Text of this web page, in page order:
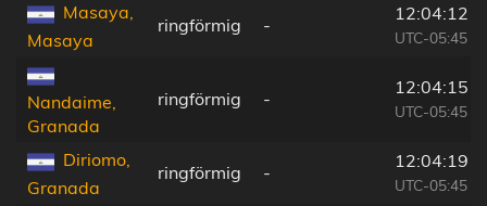
Masaya,
Masaya
ringförmig -
12:04:12
UTC-05:45
Nandaime,
Granada
ringförmig -
12:04:15
UTC-05:45
Diriomo,
Granada
ringförmig -
12:04:19
UTC-05:45